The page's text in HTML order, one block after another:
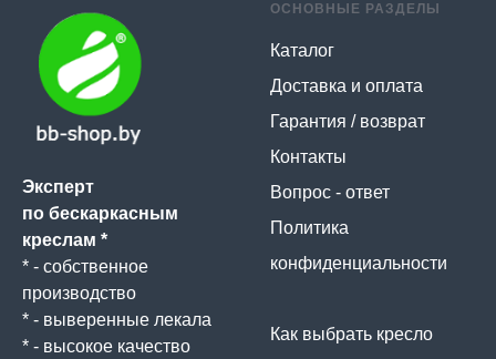
Эксперт
по бескаркасным
креслам *
* - собственное
производство
* - выверенные лекала
* - высокое качество
ОСНОВНЫЕ РАЗДЕЛЫ
Каталог
Доставка и оплата
Гарантия / возврат
Контакты
Вопрос - ответ
Политика
конфиденциальности
Как выбрать кресло